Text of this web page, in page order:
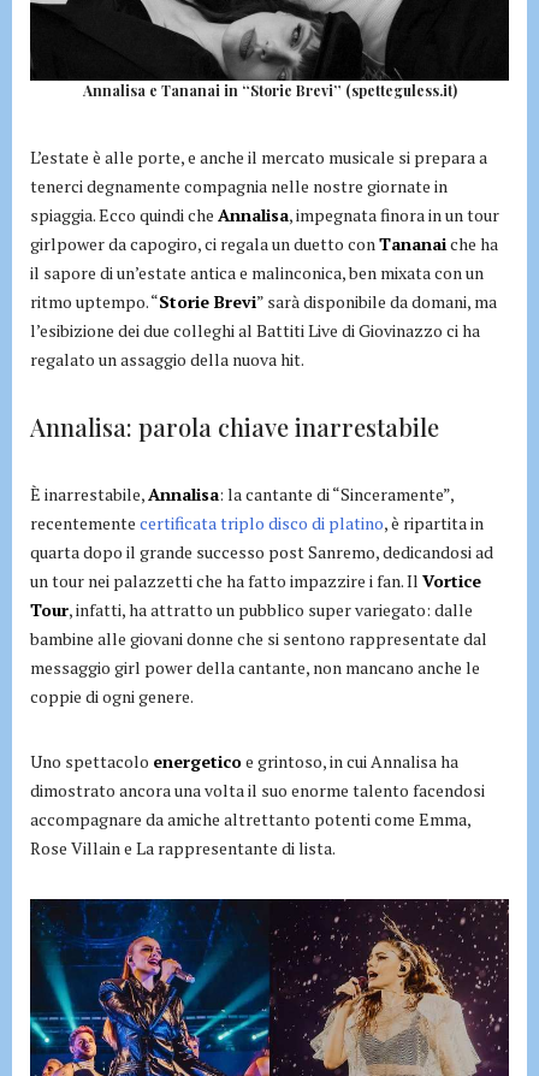
Annalisa e Tananai in “Storie Brevi” (spetteguless.it)
L’estate è alle porte, e anche il mercato musicale si prepara a
tenerci degnamente compagnia nelle nostre giornate in
spiaggia. Ecco quindi che Annalisa, impegnata finora in un tour
girlpower da capogiro, ci regala un duetto conTananaiche ha
il sapore di un’estate antica e malinconica, ben mixata con un
ritmo uptempo. “Storie Brevi” sarà disponibile da domani, ma
l’esibizione dei due colleghi al Battiti Live di Giovinazzo ci ha
regalato un assaggio della nuova hit.
Annalisa: parola chiave inarrestabile
È inarrestabile,Annalisa: la cantante di “Sinceramente”,
recentemente certificata triplo disco di platino, è ripartita in
quarta dopo il grande successo post Sanremo, dedicandosi ad
un tour nei palazzetti che ha fatto impazzire i fan. Il Vortice
Tour, infatti, ha attratto un pubblico super variegato: dalle
bambine alle giovani donne che si sentono rappresentate dal
messaggio girl power della cantante, non mancano anche le
coppie di ogni genere.
Uno spettacolo energeticoe grintoso, in cui Annalisa ha
dimostrato ancora una volta il suo enorme talento facendosi
accompagnare da amiche altrettanto potenti come Emma,
Rose Villain e La rappresentante di lista.